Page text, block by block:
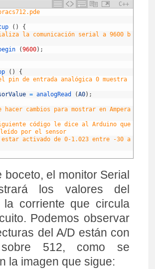
C++
( )
{
la comunicación serial a 9600 b
(9600) ;
( )
{
pin de entrada analógica 0 muestra
= analogRead (A0) ;
hacer cambios para mostrar en Ampera
código le dice al Arduino que
por el sensor
activado de 0-1.023 entre -30 a
valor leído por el sensor:
("Sensor: "
print SensorValue
valor transformado en amperio
(" Valor en Amperios: ");
(OutputValue );
(100); // Tiempo entre lecturas
boceto, el monitor Serial
los valores del
corriente que circula
Podemos observar
del A/D están con
512, como se
la imagen que sigue: